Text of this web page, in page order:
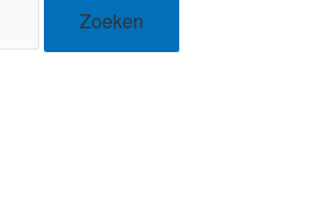
Zoeken